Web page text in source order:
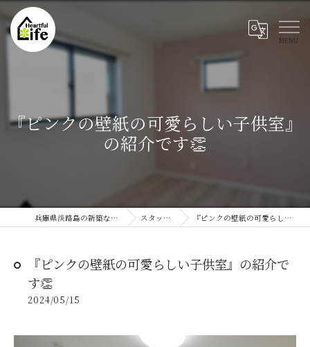
『ピンクの壁紙の可愛らしい子供室』
の紹介です👏
兵庫県淡路島の新築ならハートフルライフ スタッフブログ 『ピンクの壁紙の可愛らしい子供室』の紹介です👏
『ピンクの壁紙の可愛らしい子供室』の紹介で
す👏
2024/05/15